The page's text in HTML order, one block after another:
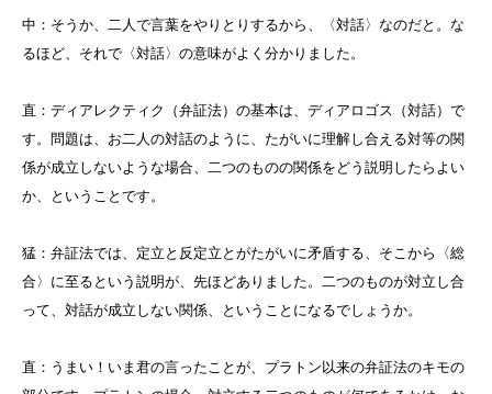
中：そうか、二人で言葉をやりとりするから、〈対話〉なのだと。な
るほど、それで〈対話〉の意味がよく分かりました。
直：ディアレクティク（弁証法）の基本は、ディアロゴス（対話）で
す。問題は、お二人の対話のように、たがいに理解し合える対等の関
係が成立しないような場合、二つのものの関係をどう説明したらよい
か、ということです。
猛：弁証法では、定立と反定立とがたがいに矛盾する、そこから〈総
合〉に至るという説明が、先ほどありました。二つのものが対立し合
って、対話が成立しない関係、ということになるでしょうか。
直：うまい！いま君の言ったことが、プラトン以来の弁証法のキモの